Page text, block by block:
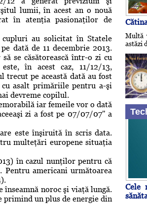
lumii, în acest an o nouă
în atenţia pasionaţilor de
cupluri au solicitat în Statele
dată de 11 decembrie 2013.
se căsătorească într-o zi cu
în acest caz, 11/12/13,
trecut pe această dată au fost
asalt primăriile pentru a-şi
devreme copilul.
iar femeile vor o dată
zi a fost pe 07/07/07" a
este înşiruită în scris data.
multeţări europene situaţia
în cazul nunţilor pentru că
americani următoarea
înseamnă noroc şi viaţă lungă.
primind un plus de energie din
Multă
astăzi
Cele